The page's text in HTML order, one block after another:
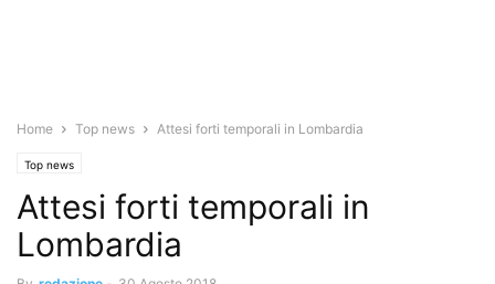
Home Top news Attesi forti temporali in Lombardia
Top news
Attesi forti temporali in
Lombardia